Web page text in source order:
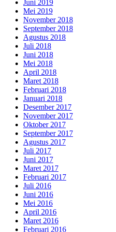
Juni 2019
Mei 2019
November 2018
September 2018
Agustus 2018
Juli 2018
Juni 2018
Mei 2018
April 2018
Maret 2018
Februari 2018
Januari 2018
Desember 2017
November 2017
Oktober 2017
September 2017
Agustus 2017
Juli 2017
Juni 2017
Maret 2017
Februari 2017
Juli 2016
Juni 2016
Mei 2016
April 2016
Maret 2016
Februari 2016